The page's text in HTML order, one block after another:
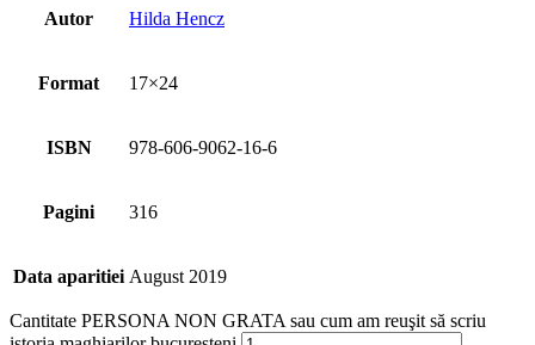
Autor Hilda Hencz
Format 17×24
ISBN 978-606-9062-16-6
Pagini 316
Data aparitiei August 2019
Cantitate PERSONA NON GRATA sau cum am reuşit să scriu